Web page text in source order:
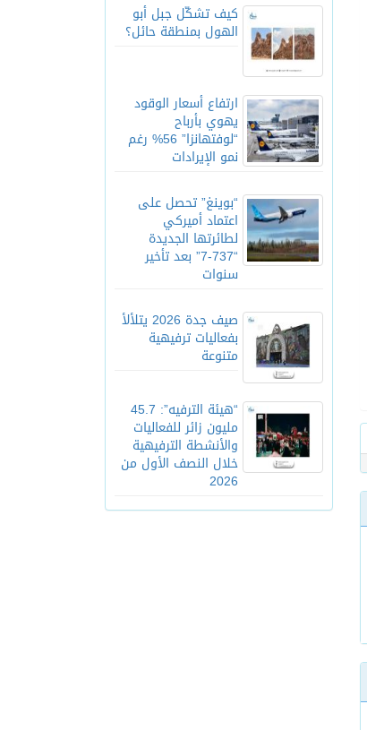
كيف تشكّل جبل أبو
الهول بمنطقة حائل؟
ارتفاع أسعار الوقود
يهوي بأرباح
“لوفتهانزا” 56% رغم
نمو الإيرادات
“بوينغ” تحصل على
اعتماد أميركي
لطائرتها الجديدة
“737-7” بعد تأخير
سنوات
صيف جدة 2026 يتلألأ
بفعاليات ترفيهية
متنوعة
“هيئة الترفيه”: 45.7
مليون زائر للفعاليات
والأنشطة الترفيهية
خلال النصف الأول من
2026